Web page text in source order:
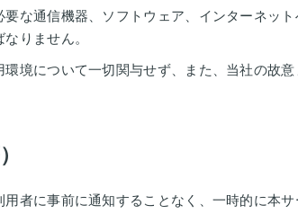
な通信機器、ソフトウェア、インターネッ
りません。
境について⼀切関与せず、また、当社の故
者に事前に通知することなく、一時的に本